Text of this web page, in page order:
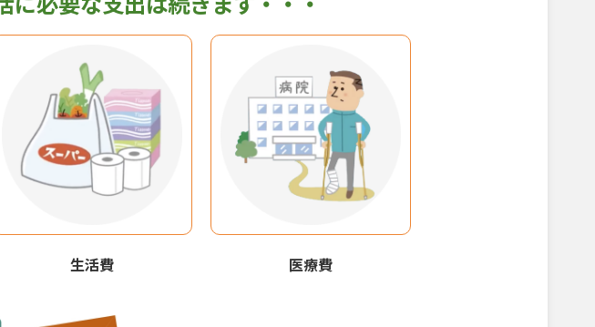
生活費 医療費